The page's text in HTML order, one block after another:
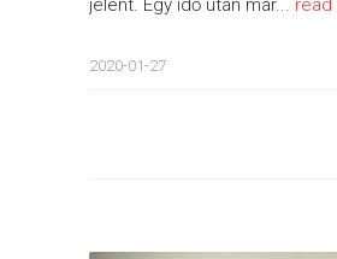
jelent. Egy idő után már...
2020-01-27